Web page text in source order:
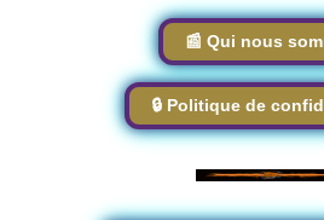
📰 Qui nous
🔒 Politique de